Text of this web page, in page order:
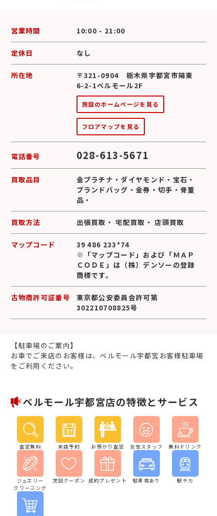
営業時間 10:00 - 21:00
定休日 なし
所在地
〒321-0904 栃木県宇都宮市陽東
6-2-1ベルモール2F
施設のホームページを見る
フロアマップを見る
電話番号 028-613-5671
買取品目 金プラチナ ・ダイヤモンド ・ 宝石 ・
ブランドバッグ ・金券 ・切手 ・ 骨董
品 ・
買取方法 出張買取 ・宅配買取 ・店頭買取
マップコード
39 486 233*74
※「マップコード」および「ＭＡＰ
ＣＯＤＥ」は（株）デンソーの登録
商標です。
古物商許可証番号
東京都公安委員会許可第
302210708825号
【駐車場のご案内】
お車でご来店のお客様は、ベルモール宇都宮お客様駐車場
をご利用ください。
ベルモール宇都宮店の特徴とサービス
査定無料 来店予約 お預かり査定 女性スタッフ 無料ドリンク
ジュエリー
クリーニング
次回クーポン 成約プレゼント 駐車場あり 駅チカ